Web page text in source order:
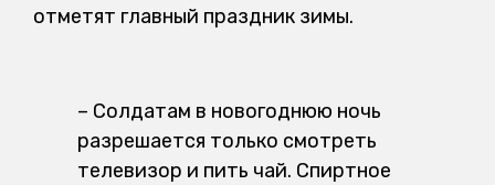
отметят главный праздник зимы.
– Солдатам в новогоднюю ночь
разрешается только смотреть
телевизор и пить чай. Спиртное